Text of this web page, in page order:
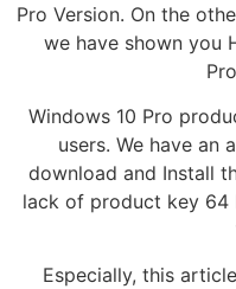
Pro Version. On the
we have shown you
Windows 10 Pro
users. We have an
download and Install
lack of product key 64
Especially, this